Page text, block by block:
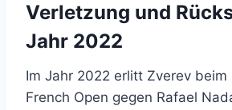
Verletzung und
Jahr 2022
Im Jahr 2022 erlitt Zverev
French Open gegen Rafael